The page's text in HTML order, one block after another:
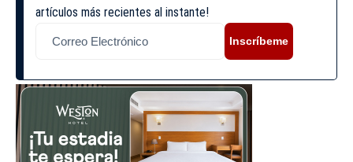
artículos más recientes al instante!
Inscríbeme